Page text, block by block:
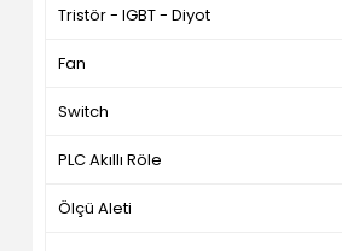
Tristör - IGBT - Diyot
Fan
Switch
PLC Akıllı Röle
Ölçü Aleti